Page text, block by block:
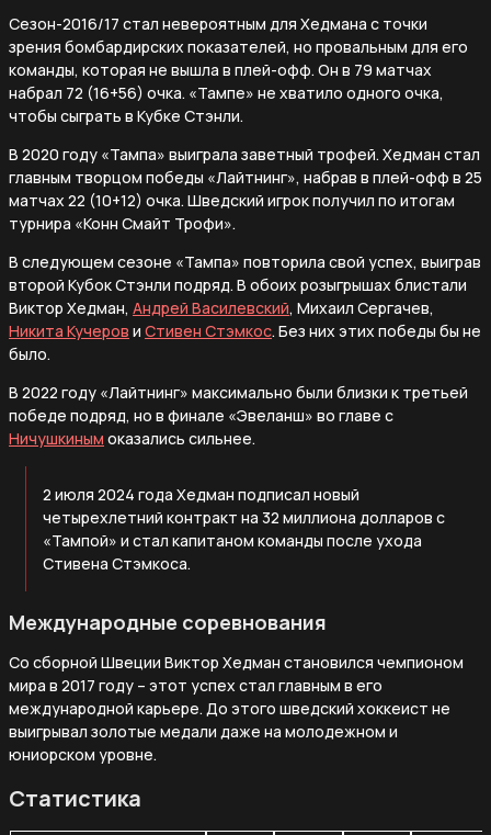
Сезон-2016/17 стал невероятным для Хедмана с точки
зрения бомбардирских показателей, но провальным для его
команды, которая не вышла в плей-офф. Он в 79 матчах
набрал 72 (16+56) очка. «Тампе» не хватило одного очка,
чтобы сыграть в Кубке Стэнли.
В 2020 году «Тампа» выиграла заветный трофей. Хедман стал
главным творцом победы «Лайтнинг», набрав в плей-офф в 25
матчах 22 (10+12) очка. Шведский игрок получил по итогам
турнира «Конн Смайт Трофи».
В следующем сезоне «Тампа» повторила свой успех, выиграв
второй Кубок Стэнли подряд. В обоих розыгрышах блистали
Виктор Хедман, Андрей Василевский, Михаил Сергачев,
Никита Кучеров и Стивен Стэмкос. Без них этих победы бы не
было.
В 2022 году «Лайтнинг» максимально были близки к третьей
победе подряд, но в финале «Эвеланш» во главе с
Ничушкиным оказались сильнее.
2 июля 2024 года Хедман подписал новый
четырехлетний контракт на 32 миллиона долларов с
«Тампой» и стал капитаном команды после ухода
Стивена Стэмкоса.
Международные соревнования
Со сборной Швеции Виктор Хедман становился чемпионом
мира в 2017 году – этот успех стал главным в его
международной карьере. До этого шведский хоккеист не
выигрывал золотые медали даже на молодежном и
юниорском уровне.
Статистика